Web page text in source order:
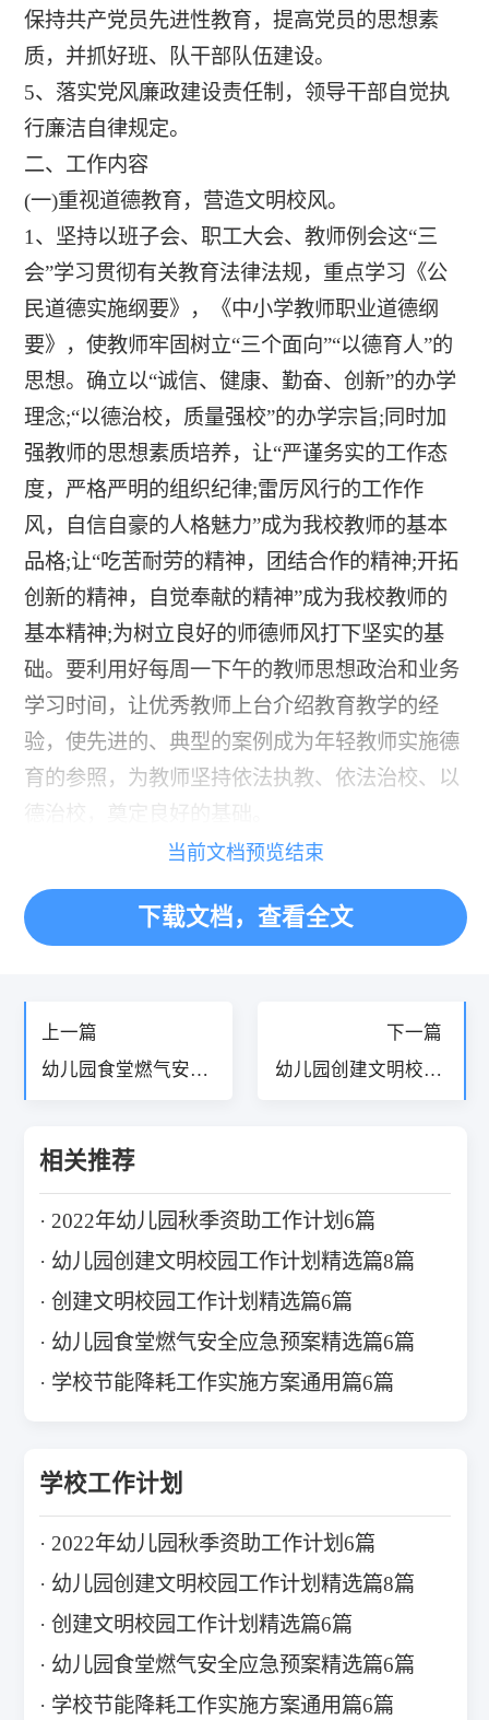
保持共产党员先进性教育，提高党员的思想素
质，并抓好班、队干部队伍建设。
5、落实党风廉政建设责任制，领导干部自觉执
行廉洁自律规定。
二、工作内容
(一)重视道德教育，营造文明校风。
1、坚持以班子会、职工大会、教师例会这“三
会”学习贯彻有关教育法律法规，重点学习《公
民道德实施纲要》，《中小学教师职业道德纲
要》，使教师牢固树立“三个面向”“以德育人”的
思想。确立以“诚信、健康、勤奋、创新”的办学
理念;“以德治校，质量强校”的办学宗旨;同时加
强教师的思想素质培养，让“严谨务实的工作态
度，严格严明的组织纪律;雷厉风行的工作作
风，自信自豪的人格魅力”成为我校教师的基本
品格;让“吃苦耐劳的精神，团结合作的精神;开拓
创新的精神，自觉奉献的精神”成为我校教师的
基本精神;为树立良好的师德师风打下坚实的基
础。要利用好每周一下午的教师思想政治和业务
学习时间，让优秀教师上台介绍教育教学的经
验，使先进的、典型的案例成为年轻教师实施德
育的参照，为教师坚持依法执教、依法治校、以
德治校，奠定良好的基础。
«
当前文档预览结束
下载文档，查看全文
上一篇
幼儿园食堂燃气安全
下一篇
幼儿园创建文明校园
相关推荐
2022年幼儿园秋季资助工作计划6篇
幼儿园创建文明校园工作计划精选篇8篇
创建文明校园工作计划精选篇6篇
幼儿园食堂燃气安全应急预案精选篇6篇
学校节能降耗工作实施方案通用篇6篇
学校工作计划
2022年幼儿园秋季资助工作计划6篇
幼儿园创建文明校园工作计划精选篇8篇
创建文明校园工作计划精选篇6篇
幼儿园食堂燃气安全应急预案精选篇6篇
学校节能降耗工作实施方案通用篇6篇